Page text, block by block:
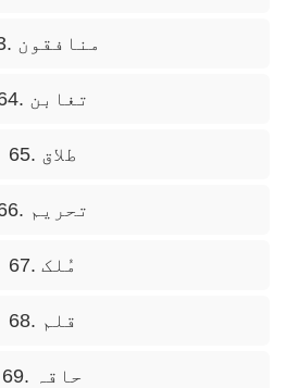
63. منافقون
64. تغابن
65. طلاق
66. تحریم
67. مُلک
68. قلم
69. حاقہ